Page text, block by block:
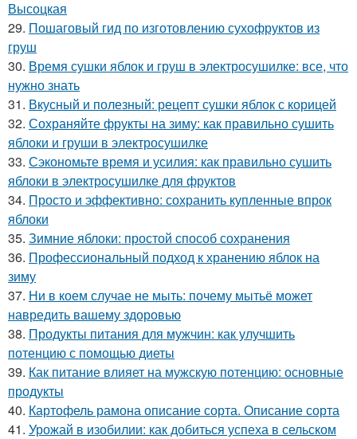
Высоцкая
29. Пошаговый гид по изготовлению сухофруктов из
груш
30. Время сушки яблок и груш в электросушилке: все, что
нужно знать
31. Вкусный и полезный: рецепт сушки яблок с корицей
32. Сохраняйте фрукты на зиму: как правильно сушить
яблоки и груши в электросушилке
33. Сэкономьте время и усилия: как правильно сушить
яблоки в электросушилке для фруктов
34. Просто и эффективно: сохранить купленные впрок
яблоки
35. Зимние яблоки: простой способ сохранения
36. Профессиональный подход к хранению яблок на
зиму
37. Ни в коем случае не мыть: почему мытьё может
навредить вашему здоровью
38. Продукты питания для мужчин: как улучшить
потенцию с помощью диеты
39. Как питание влияет на мужскую потенцию: основные
продукты
40. Картофель рамона описание сорта. Описание сорта
41. Урожай в изобилии: как добиться успеха в сельском